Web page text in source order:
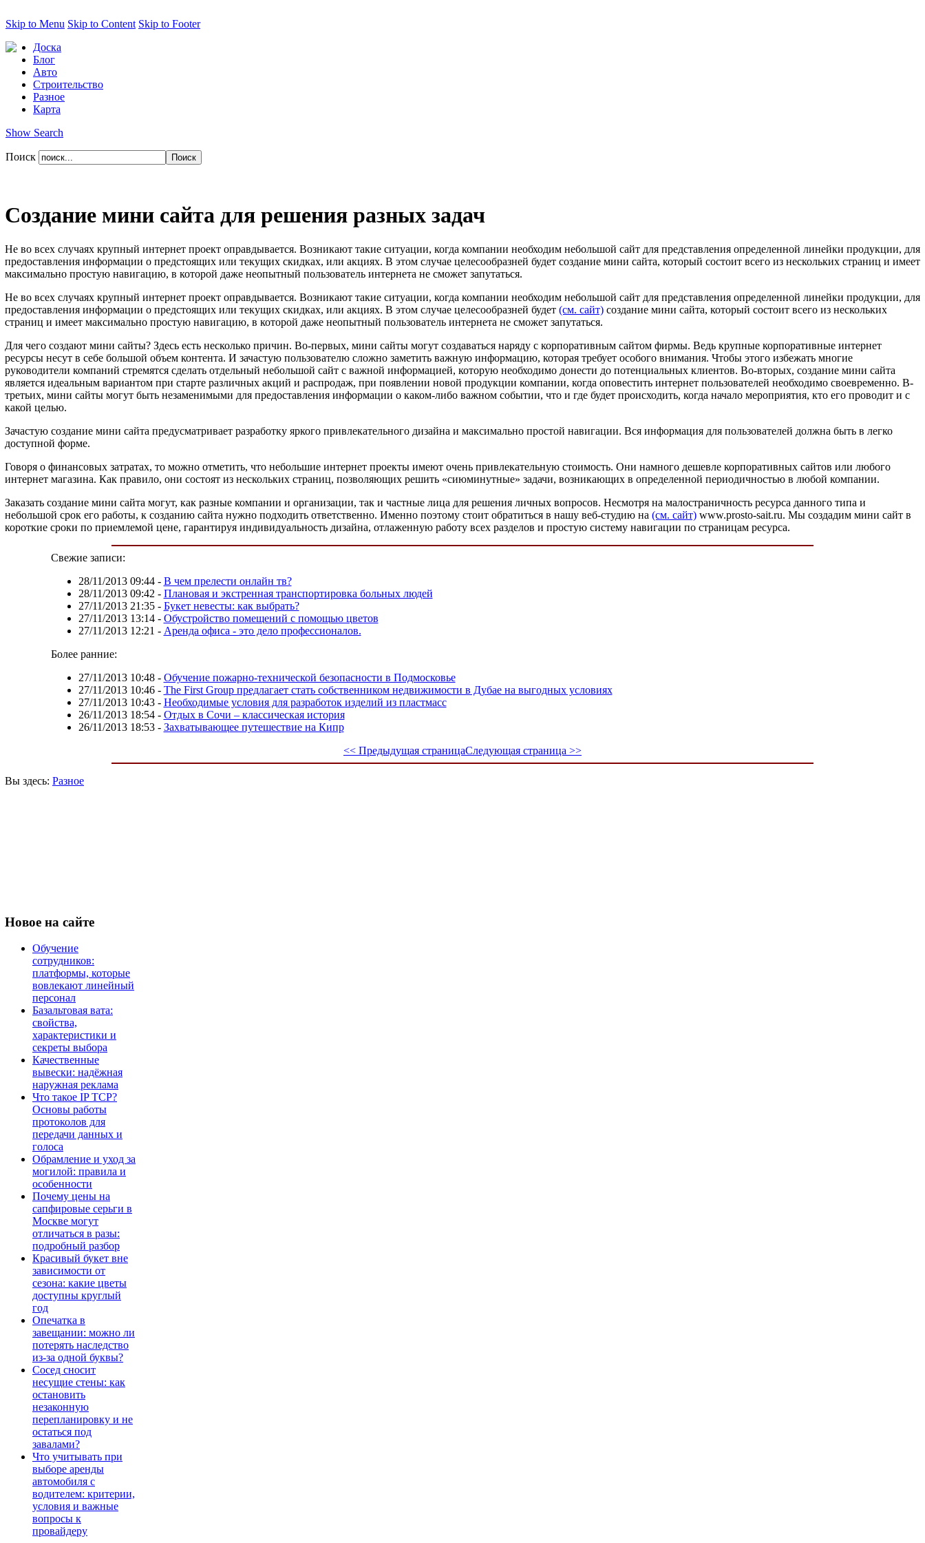
Skip to Menu Skip to Content Skip to Footer
Доска
Блог
Авто
Строительство
Разное
Карта
Show Search
Поиск
Создание мини сайта для решения разных задач
Не во всех случаях крупный интернет проект оправдывается. Возникают такие ситуации, когда компании необходим небольшой сайт для представления определенной линейки продукции, для
предоставления информации о предстоящих или текущих скидках, или акциях. В этом случае целесообразней будет создание мини сайта, который состоит всего из нескольких страниц и имеет
максимально простую навигацию, в которой даже неопытный пользователь интернета не сможет запутаться.
Не во всех случаях крупный интернет проект оправдывается. Возникают такие ситуации, когда компании необходим небольшой сайт для представления определенной линейки продукции, для
предоставления информации о предстоящих или текущих скидках, или акциях. В этом случае целесообразней будет (см. сайт) создание мини сайта, который состоит всего из нескольких
страниц и имеет максимально простую навигацию, в которой даже неопытный пользователь интернета не сможет запутаться.
Для чего создают мини сайты? Здесь есть несколько причин. Во-первых, мини сайты могут создаваться наряду с корпоративным сайтом фирмы. Ведь крупные корпоративные интернет
ресурсы несут в себе большой объем контента. И зачастую пользователю сложно заметить важную информацию, которая требует особого внимания. Чтобы этого избежать многие
руководители компаний стремятся сделать отдельный небольшой сайт с важной информацией, которую необходимо донести до потенциальных клиентов. Во-вторых, создание мини сайта
является идеальным вариантом при старте различных акций и распродаж, при появлении новой продукции компании, когда оповестить интернет пользователей необходимо своевременно. В-
третьих, мини сайты могут быть незаменимыми для предоставления информации о каком-либо важном событии, что и где будет происходить, когда начало мероприятия, кто его проводит и с
какой целью.
Зачастую создание мини сайта предусматривает разработку яркого привлекательного дизайна и максимально простой навигации. Вся информация для пользователей должна быть в легко
доступной форме.
Говоря о финансовых затратах, то можно отметить, что небольшие интернет проекты имеют очень привлекательную стоимость. Они намного дешевле корпоративных сайтов или любого
интернет магазина. Как правило, они состоят из нескольких страниц, позволяющих решить «сиюминутные» задачи, возникающих в определенной периодичностью в любой компании.
Заказать создание мини сайта могут, как разные компании и организации, так и частные лица для решения личных вопросов. Несмотря на малостраничность ресурса данного типа и
небольшой срок его работы, к созданию сайта нужно подходить ответственно. Именно поэтому стоит обратиться в нашу веб-студию на (см. сайт) www.prosto-sait.ru. Мы создадим мини сайт в
короткие сроки по приемлемой цене, гарантируя индивидуальность дизайна, отлаженную работу всех разделов и простую систему навигации по страницам ресурса.
Свежие записи:
28/11/2013 09:44- В чем прелести онлайн тв?
28/11/2013 09:42 - Плановая и экстренная транспортировка больных людей
27/11/2013 21:35- Букет невесты: как выбрать?
27/11/2013 13:14- Обустройство помещений с помощью цветов
27/11/2013 12:21 - Аренда офиса - это дело профессионалов.
Более ранние:
27/11/2013 10:48- Обучение пожарно-технической безопасности в Подмосковье
27/11/2013 10:46- The First Group предлагает стать собственником недвижимости в Дубае на выгодных условиях
27/11/2013 10:43- Необходимые условия для разработок изделий из пластмасс
26/11/2013 18:54- Отдых в Сочи – классическая история
26/11/2013 18:53- Захватывающее путешествие на Кипр
<< Предыдущая страницаСледующая страница >>
Вы здесь: Разное
Новое на сайте
Обучение
сотрудников:
платформы, которые
вовлекают линейный
персонал
Базальтовая вата:
свойства,
характеристики и
секреты выбора
Качественные
вывески: надёжная
наружная реклама
Что такое IP TCP?
Основы работы
протоколов для
передачи данных и
голоса
Обрамление и уход за
могилой: правила и
особенности
Почему цены на
сапфировые серьги в
Москве могут
отличаться в разы:
подробный разбор
Красивый букет вне
зависимости от
сезона: какие цветы
доступны круглый
год
Опечатка в
завещании: можно ли
потерять наследство
из-за одной буквы?
Сосед сносит
несущие стены: как
остановить
незаконную
перепланировку и не
остаться под
завалами?
Что учитывать при
выборе аренды
автомобиля с
водителем: критерии,
условия и важные
вопросы к
провайдеру